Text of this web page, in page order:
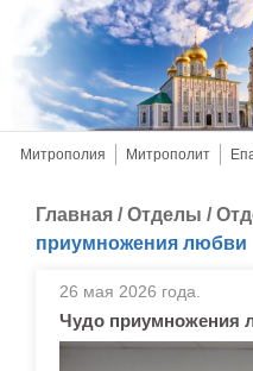
Митрополия Митрополит
Главная /Отделы /
приумножения любви
26 мая 2026 года.
Чудо приумножения